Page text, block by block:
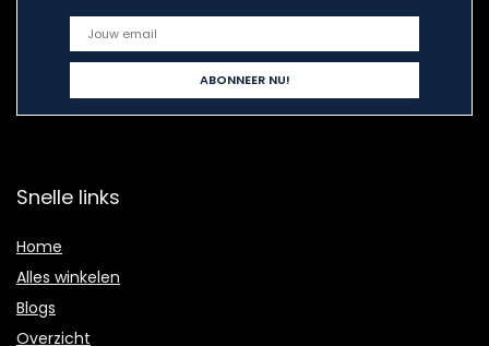
Snelle links
Home
Alles winkelen
Blogs
Overzicht